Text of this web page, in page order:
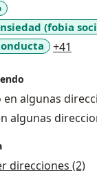
(fobia
+41
en algunas
algunas
direcciones (2)